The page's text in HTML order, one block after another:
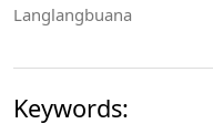
Langlangbuana
Keywords: